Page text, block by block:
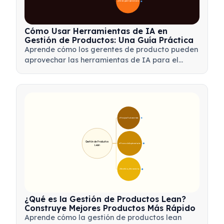
📋 Estrategia de Implementación
Cómo Usar Herramientas de IA en
Gestión de Productos: Una Guía Práctica
Aprende cómo los gerentes de producto pueden
aprovechar las herramientas de IA para el
🎯 Principios Fundamentales
🛠️ Proceso de Implementación
💡 Beneficios y Herramientas
Gestión de Productos
Lean
¿Qué es la Gestión de Productos Lean?
Construye Mejores Productos Más Rápido
Aprende cómo la gestión de productos lean